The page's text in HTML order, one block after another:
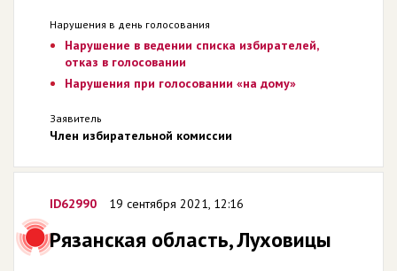
Нарушения в день голосования
Нарушение в ведении списка избирателей,
отказ в голосовании
Нарушения при голосовании «на дому»
Заявитель
Член избирательной комиссии
ID62990 19 сентября 2021, 12:16
Рязанская область, Луховицы